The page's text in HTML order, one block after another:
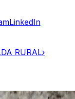
LinkedIn
RURAL›